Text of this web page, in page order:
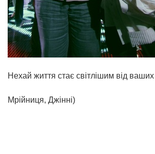
Нехай життя стає світлішим від ваших
Мрійниця, Джінні)